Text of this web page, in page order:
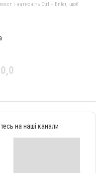
і натисніть Ctrl + Enter, щоб
0,0
на наші канали